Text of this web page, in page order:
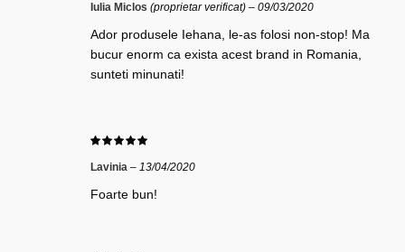
Iulia Miclos (proprietar verificat) – 09/03/2020
Ador produsele Iehana, le-as folosi non-stop! Ma
bucur enorm ca exista acest brand in Romania,
sunteti minunati!
Lavinia – 13/04/2020
Foarte bun!